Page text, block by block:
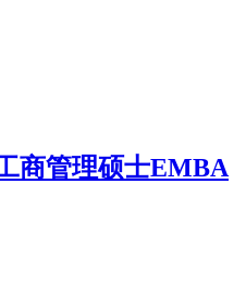
商管理硕士EMBA